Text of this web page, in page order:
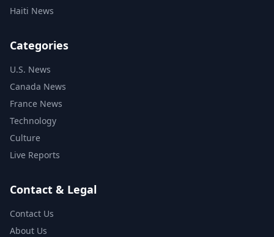
Haiti News
Categories
U.S. News
Canada News
France News
Technology
Culture
Live Reports
Contact & Legal
Contact Us
About Us